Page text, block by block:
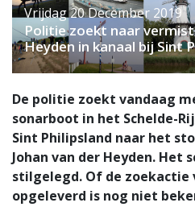
Vrijdag 20 December 2019
Politie zoekt naar
Heyden in kanaal bij Sint
De politie zoekt vandaag
sonarboot in het Schelde-
Sint Philipsland naar het
Johan van der Heyden. Het
stilgelegd. Of de
opgeleverd is nog niet